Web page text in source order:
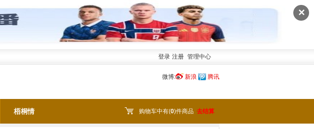
✕
登录 注册 管理中心
微博: 新浪 腾讯
梧桐情 购物车中有(0)件商品 去结算